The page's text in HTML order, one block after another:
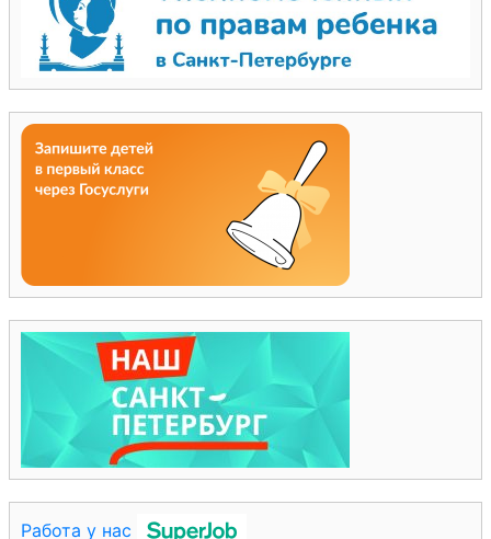
Работа у нас